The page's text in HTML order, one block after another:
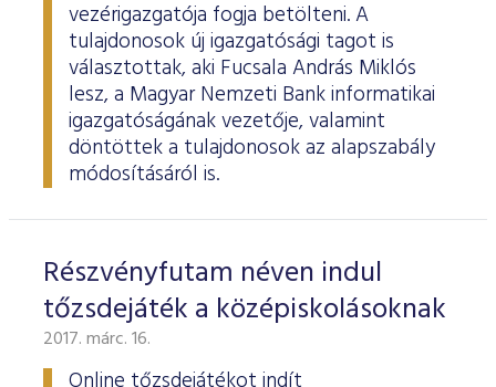
vezérigazgatója fogja betölteni. A
tulajdonosok új igazgatósági tagot is
választottak, aki Fucsala András Miklós
lesz, a Magyar Nemzeti Bank informatikai
igazgatóságának vezetője, valamint
döntöttek a tulajdonosok az alapszabály
módosításáról is.
Részvényfutam néven indul
tőzsdejáték a középiskolásoknak
2017. márc. 16.